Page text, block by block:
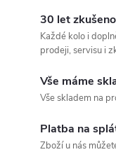
30 let
Každé kolo i
prodeji, servisu i
Vše máme
Vše skladem na
Platba na
Zboží u nás